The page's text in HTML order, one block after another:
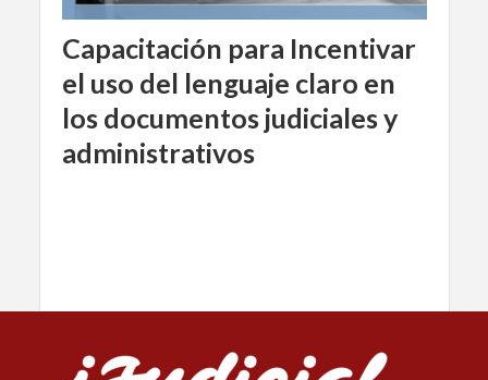
Capacitación para Incentivar
el uso del lenguaje claro en
los documentos judiciales y
administrativos